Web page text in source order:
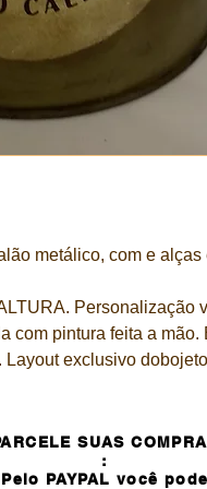
metálico, com e alças
Personalização
com pintura feita a mão.
Layout exclusivo
SUAS
:
Pelo PAYPAL você pode